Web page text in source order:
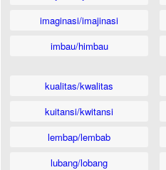
imaginasi/imajinasi
imbau/himbau
kualitas/kwalitas
kuitansi/kwitansi
lembap/lembab
lubang/lobang